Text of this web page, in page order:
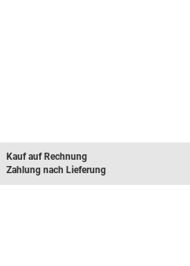
Kauf auf Rechnung
Zahlung nach Lieferung